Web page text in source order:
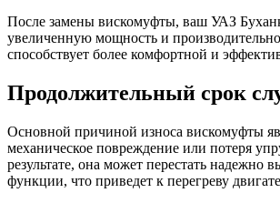
После замены вискомуфты, ваш УАЗ
увеличенную мощность и
способствует более комфортной и
Продолжительный срок
Основной причиной износа вискомуфты
механическое повреждение или потеря
результате, она может перестать надежно
функции, что приведет к перегреву